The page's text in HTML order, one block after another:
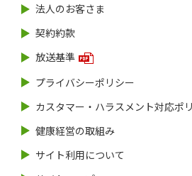
法人のお客さま
契約約款
放送基準
プライバシーポリシー
カスタマー・ハラスメント対応ポ
健康経営の取組み
サイト利用について